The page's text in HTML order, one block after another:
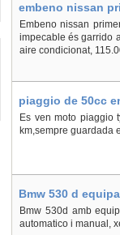
embeno nissan
Embeno nissan
impecable és garrido
aire condicionat,
piaggio de 50cc
Es ven moto piaggio
km,sempre guardada
Bmw 530 d
Bmw 530d amb
automatico i manual,